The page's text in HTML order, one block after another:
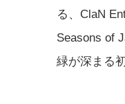
る、ClaN
Seasons of
緑が深まる